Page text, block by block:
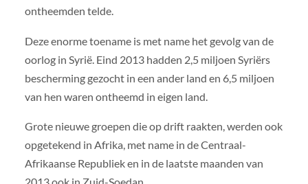
ontheemden telde.
Deze enorme toename is met name het gevolg van de
oorlog in Syrië. Eind 2013 hadden 2,5 miljoen Syriërs
bescherming gezocht in een ander land en 6,5 miljoen
van hen waren ontheemd in eigen land.
Grote nieuwe groepen die op drift raakten, werden ook
opgetekend in Afrika, met name in de Centraal-
Afrikaanse Republiek en in de laatste maanden van
2013 ook in Zuid-Soedan.